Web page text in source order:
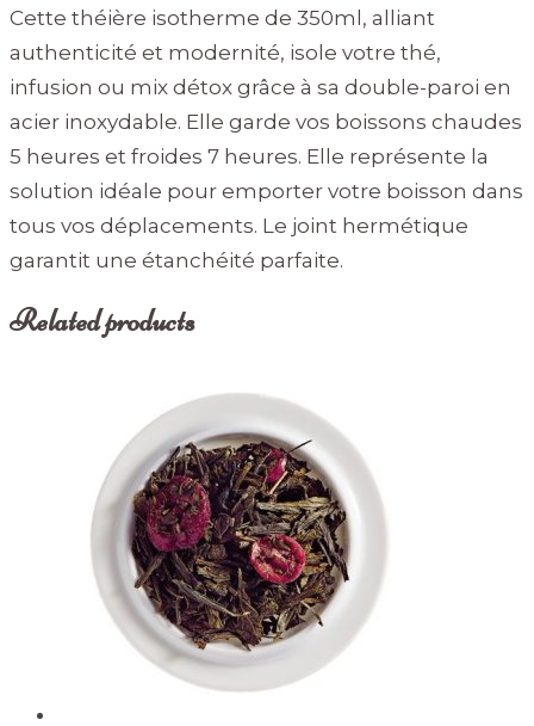
Cette théière isotherme de 350ml, alliant
authenticité et modernité, isole votre thé,
infusion ou mix détox grâce à sa double-paroi en
acier inoxydable. Elle garde vos boissons chaudes
5 heures et froides 7 heures. Elle représente la
solution idéale pour emporter votre boisson dans
tous vos déplacements. Le joint hermétique
garantit une étanchéité parfaite.
Related products